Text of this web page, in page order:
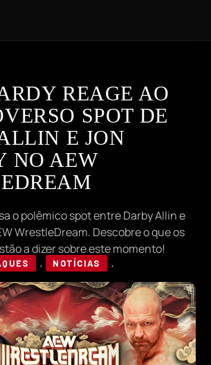
REAGE AO
SPOT DE
E JON
NO AEW
o polêmico spot entre Darby Allin e
WrestleDream. Descobre o que os
a dizer sobre este momento!
, NOTÍCIAS
,